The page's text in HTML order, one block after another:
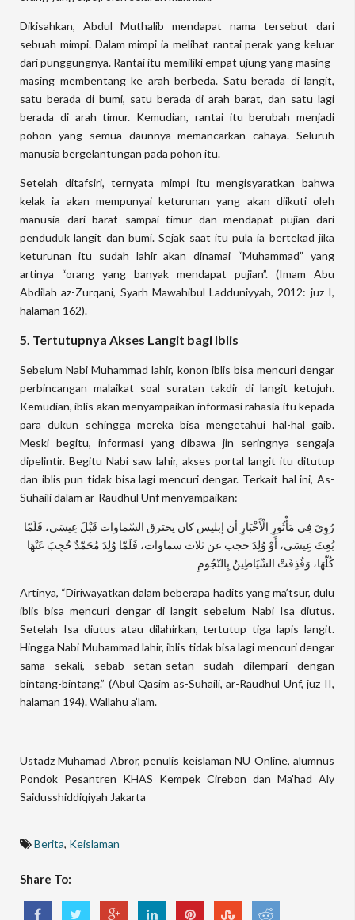
Dikisahkan, Abdul Muthalib mendapat nama tersebut dari
sebuah mimpi. Dalam mimpi ia melihat rantai perak yang keluar
dari punggungnya. Rantai itu memiliki empat ujung yang masing-
masing membentang ke arah berbeda. Satu berada di langit,
satu berada di bumi, satu berada di arah barat, dan satu lagi
berada di arah timur. Kemudian, rantai itu berubah menjadi
pohon yang semua daunnya memancarkan cahaya. Seluruh
manusia bergelantungan pada pohon itu.
Setelah ditafsiri, ternyata mimpi itu mengisyaratkan bahwa
kelak ia akan mempunyai keturunan yang akan diikuti oleh
manusia dari barat sampai timur dan mendapat pujian dari
penduduk langit dan bumi. Sejak saat itu pula ia bertekad jika
keturunan itu sudah lahir akan dinamai “Muhammad” yang
artinya “orang yang banyak mendapat pujian”. (Imam Abu
Abdilah az-Zurqani, Syarh Mawahibul Ladduniyyah, 2012: juz I,
halaman 162).
5. Tertutupnya Akses Langit bagi Iblis
Sebelum Nabi Muhammad lahir, konon iblis bisa mencuri dengar
perbincangan malaikat soal suratan takdir di langit ketujuh.
Kemudian, iblis akan menyampaikan informasi rahasia itu kepada
para dukun sehingga mereka bisa mengetahui hal-hal gaib.
Meski begitu, informasi yang dibawa jin seringnya sengaja
dipelintir. Begitu Nabi saw lahir, akses portal langit itu ditutup
dan iblis pun tidak bisa lagi mencuri dengar. Terkait hal ini, As-
Suhaili dalam ar-Raudhul Unf menyampaikan:
رُوِيَ فِي مَأْثُورِ الْأَخْبَارِ أن إبليس كان يخترق السّماوات قَبْلَ عِيسَى، فَلَمّا
بُعِثَ عِيسَى، أَوْ وُلِدَ حجب عن ثلاث سماوات، فَلَمّا وُلِدَ مُحَمّدٌ حُجِبَ عَنْهَا
كُلّهَا، وَقُذِفَتْ الشّيَاطِينُ بِالنّجُومِ
Artinya, “Diriwayatkan dalam beberapa hadits yang ma’tsur, dulu
iblis bisa mencuri dengar di langit sebelum Nabi Isa diutus.
Setelah Isa diutus atau dilahirkan, tertutup tiga lapis langit.
Hingga Nabi Muhammad lahir, iblis tidak bisa lagi mencuri dengar
sama sekali, sebab setan-setan sudah dilempari dengan
bintang-bintang.” (Abul Qasim as-Suhaili, ar-Raudhul Unf, juz II,
halaman 194). Wallahu a’lam.
Ustadz Muhamad Abror, penulis keislaman NU Online, alumnus
Pondok Pesantren KHAS Kempek Cirebon dan Ma'had Aly
Saidusshiddiqiyah Jakarta
Berita, Keislaman
Share To: